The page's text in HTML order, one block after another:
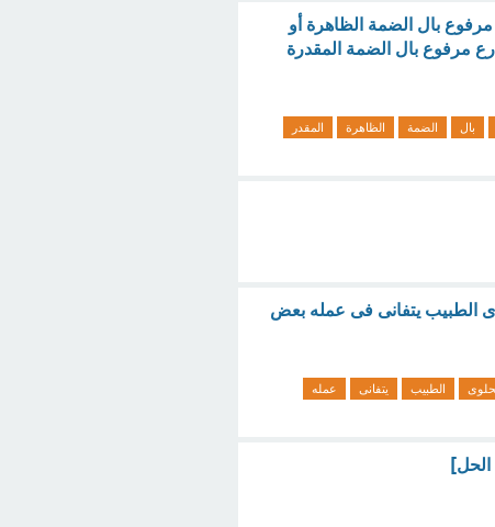
بال الضمة الظاهرة أو
مرفوع بال الضمة المقدرة
بال الضمة الظاهرة
المقدر
الطبيب يتفانى فى عمله بعض
الطبيب يتفانى
عمله